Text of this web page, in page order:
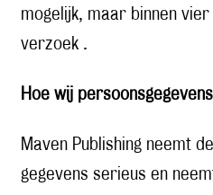
mogelijk, maar binnen
verzoek .
Hoe wij
Maven Publishing neemt
gegevens serieus en